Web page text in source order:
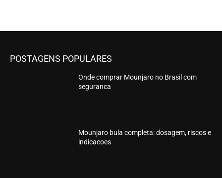
POSTAGENS POPULARES
Onde comprar Mounjaro no Brasil com
seguranca
Mounjaro bula completa: dosagem, riscos e
indicacoes